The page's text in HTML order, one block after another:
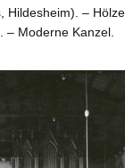
Hildesheim). –
– Moderne Kanzel.